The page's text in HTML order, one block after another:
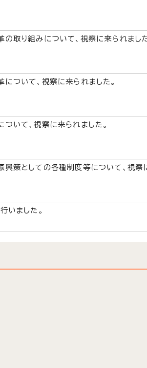
取り組みについて、視察に来られました
ついて、視察に来られました。
いて、視察に来られました。
策としての各種制度等について、視察
いました。